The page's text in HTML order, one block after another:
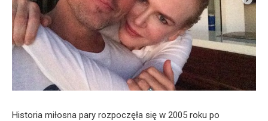
Historia miłosna pary rozpoczęła się w 2005 roku po